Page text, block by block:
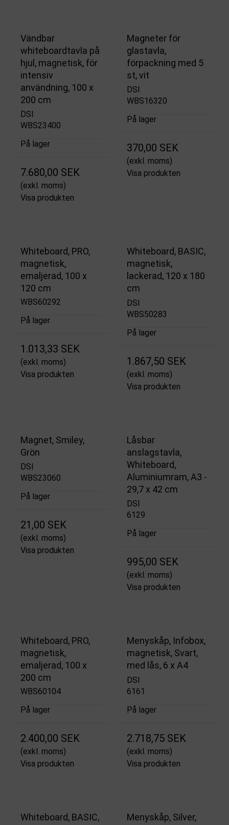
Vändbar
whiteboardtavla på
hjul, magnetisk, för
intensiv
användning, 100 x
200 cm
DSI
WBS23400
På lager
7.680,00 SEK
(exkl. moms)
Visa produkten
Magneter för
glastavla,
förpackning med 5
st, vit
DSI
WBS16320
På lager
370,00 SEK
(exkl. moms)
Visa produkten
Whiteboard, PRO,
magnetisk,
emaljerad, 100 x
120 cm
WBS60292
På lager
1.013,33 SEK
(exkl. moms)
Visa produkten
Whiteboard, BASIC,
magnetisk,
lackerad, 120 x 180
cm
DSI
WBS50283
På lager
1.867,50 SEK
(exkl. moms)
Visa produkten
Magnet, Smiley,
Grön
DSI
WBS23060
På lager
21,00 SEK
(exkl. moms)
Visa produkten
Låsbar
anslagstavla,
Whiteboard,
Aluminiumram, A3 -
29,7 x 42 cm
DSI
6129
På lager
995,00 SEK
(exkl. moms)
Visa produkten
Whiteboard, PRO,
magnetisk,
emaljerad, 100 x
200 cm
WBS60104
På lager
2.400,00 SEK
(exkl. moms)
Visa produkten
Menyskåp, Infobox,
magnetisk, Svart,
med lås, 6 x A4
DSI
6161
På lager
2.718,75 SEK
(exkl. moms)
Visa produkten
Whiteboard, BASIC,
Menyskåp, Silver,